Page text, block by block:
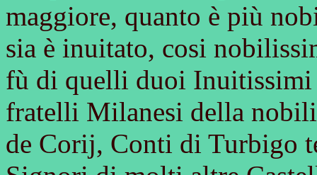
maggiore, quanto è più
sia è inuitato, cosi
fù di quelli duoi Inuitissimi
fratelli Milanesi della
de Corij, Conti di Turbigo